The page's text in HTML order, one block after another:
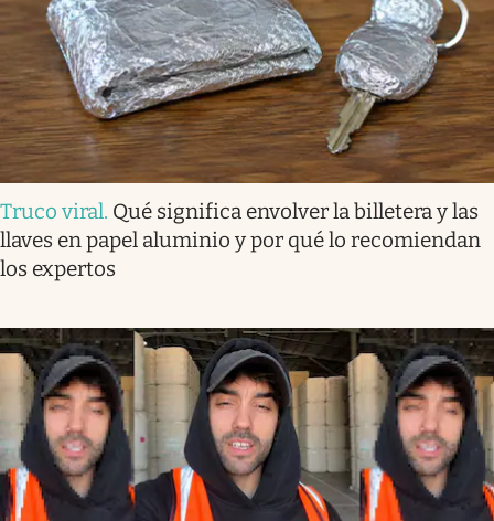
Truco viral. Qué significa envolver la billetera y las
llaves en papel aluminio y por qué lo recomiendan
los expertos